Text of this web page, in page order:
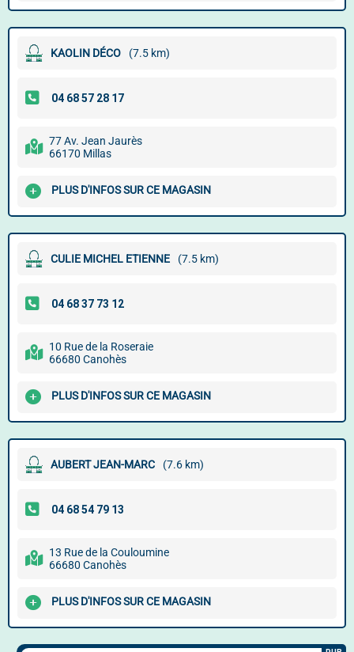
KAOLIN DÉCO (7.5 km)
77 Av. Jean Jaurès
66170 Millas
PLUS D'INFOS SUR CE MAGASIN
CULIE MICHEL ETIENNE (7.5 km)
10 Rue de la Roseraie
66680 Canohès
PLUS D'INFOS SUR CE MAGASIN
AUBERT JEAN-MARC (7.6 km)
13 Rue de la Couloumine
66680 Canohès
PLUS D'INFOS SUR CE MAGASIN